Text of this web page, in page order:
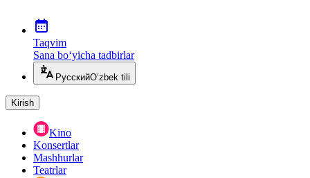
Taqvim
Sana bo‘yicha tadbirlar
РусскийO‘zbek tili
Kirish
Kino
Konsertlar
Mashhurlar
Teatrlar